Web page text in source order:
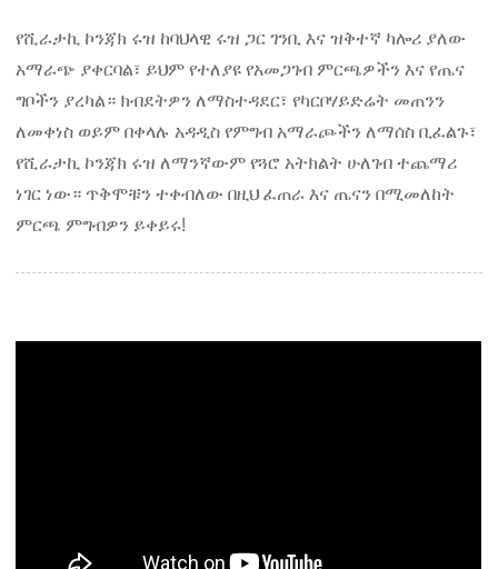
የሺራታኪ ኮንጃክ ሩዝ ከባህላዊ ሩዝ ጋር ገንቢ እና ዝቅተኛ ካሎሪ ያለው
አማራጭ ያቀርባል፣ ይህም የተለያዩ የአመጋገብ ምርጫዎችን እና የጤና
ግቦችን ያረካል። ክብደትዎን ለማስተዳደር፣ የካርቦሃይድሬት መጠንን
ለመቀነስ ወይም በቀላሉ አዳዲስ የምግብ አማራጮችን ለማሰስ ቢፈልጉ፣
የሺራታኪ ኮንጃክ ሩዝ ለማንኛውም የጓሮ አትክልት ሁለገብ ተጨማሪ
ነገር ነው። ጥቅሞቹን ተቀብለው በዚህ ፈጠራ እና ጤናን በሚመለከት
ምርጫ ምግብዎን ይቀይሩ!